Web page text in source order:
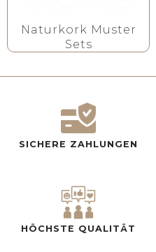
Naturkork Muster
Sets
SICHERE ZAHLUNGEN
HÖCHSTE QUALITÄT